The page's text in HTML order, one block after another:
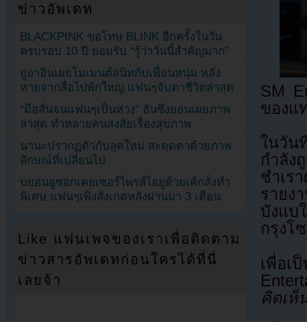
SM
ของแ
ในวัน
กำลัง
ชำเร
รายง
บังแบ
กรุงโ
เพื่อเ
คิดเห็
ข่าวอัพเดท
BLACKPINK ขอโทษ BLINK อีกครั้งในวัน
ครบรอบ 10 ปี ยอมรับ “รู้ว่าวันนี้สำคัญมาก”
ยูอาอินเผยโมเมนต์สนิทกับเพื่อนหนุ่ม หลัง
หายจากสื่อไปพักใหญ่ แฟนๆจับตาชีวิตล่าสุด
“มือสั่นจนแฟนๆเป็นห่วง” ฮันซึงยอนเผยภาพ
ล่าสุด ทำหลายคนสงสัยเรื่องสุขภาพ
นานะปรากฏตัวกับลุคใหม่ สะดุดตาด้วยภาพ
ลักษณ์ที่เปลี่ยนไป
บยอนอูซอกเคยเซอร์ไพรส์ไอยูด้วยเค้กสั่งทำ
พิเศษ แฟนๆเพิ่งสังเกตหลังผ่านมา 3 เดือน
Like แฟนเพจของเราเพื่อติดตาม
ข่าวสารอัพเดทก่อนใครได้ที่นี่
เลยจ้า